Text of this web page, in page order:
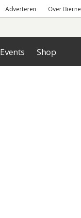
Adverteren Over
Events Shop